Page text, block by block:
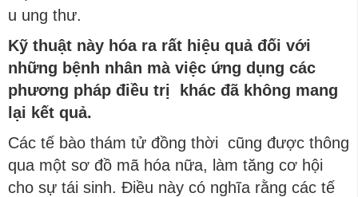
u ung thư.
Kỹ thuật này hóa ra rất hiệu quả đối với
những bệnh nhân mà việc ứng dụng các
phương pháp điều trị khác đã không mang
lại kết quả.
Các tế bào thám tử đồng thời cũng được thông
qua một sơ đồ mã hóa nữa, làm tăng cơ hội
cho sự tái sinh. Điều này có nghĩa rằng các tế